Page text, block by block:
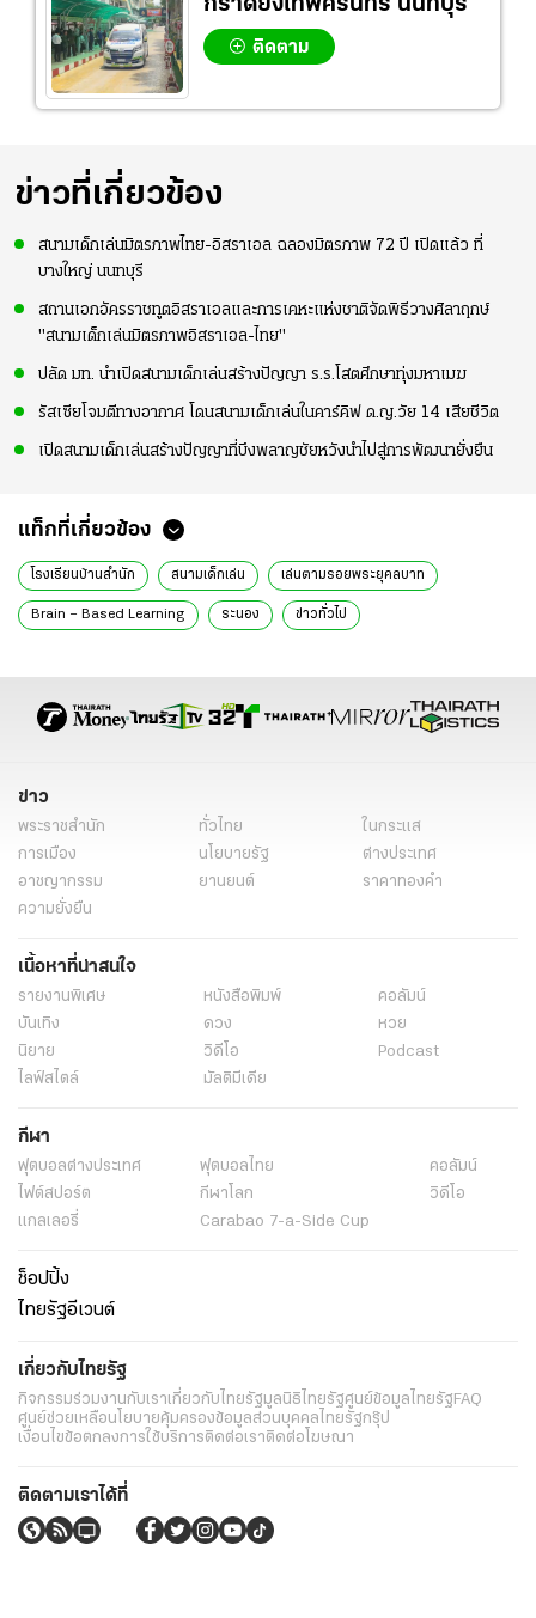
ติดตาม
ข่าวที่เกี่ยวข้อง
สนามเด็กเล่นมิตรภาพไทย-อิสราเอล ฉลองมิตรภาพ 72 ปี เปิดแล้ว ที่
บางใหญ่ นนทบุรี
สถานเอกอัครราชทูตอิสราเอลและการเคหะแห่งชาติจัดพิธีวางศิลาฤกษ์
"สนามเด็กเล่นมิตรภาพอิสราเอล-ไทย"
ปลัด มท. นำเปิดสนามเด็กเล่นสร้างปัญญา ร.ร.โสตศึกษาทุ่งมหาเมฆ
รัสเซียโจมตีทางอากาศ โดนสนามเด็กเล่นในคาร์คิฟ ด.ญ.วัย 14 เสียชีวิต
เปิดสนามเด็กเล่นสร้างปัญญาที่บึงพลาญชัยหวังนำไปสู่การพัฒนายั่งยืน
แท็กที่เกี่ยวข้อง
โรงเรียนบ้านสำนัก สนามเด็กเล่น เล่นตามรอยพระยุคลบาท
Brain – Based Learning ระนอง ข่าวทั่วไป
ข่าว
พระราชสำนัก ทั่วไทย
ในกระแส
การเมือง
นโยบายรัฐ
ต่างประเทศ
อาชญากรรม
ยานยนต์
ราคาทองคำ
ความยั่งยืน
เนื้อหาที่น่าสนใจ
รายงานพิเศษ หนังสือพิมพ์
คอลัมน์
บันเทิง
ดวง
หวย
นิยาย
วิดีโอ
Podcast
ไลฟ์สไตล์
มัลติมีเดีย
กีฬา
ฟุตบอลต่่างประเทศ ฟุตบอลไทย
คอลัมน์
ไฟต์สปอร์ต
กีฬาโลก
วิดีโอ
แกลเลอรี่
Carabao 7-a-Side Cup
ช็อปปิ้ง
ไทยรัฐอีเวนต์
เกี่ยวกับไทยรัฐ
กิจกรรมร่วมงานกับเราเกี่ยวกับไทยรัฐมูลนิธิไทยรัฐศูนย์ข้อมูลไทยรัฐFAQ
ศูนย์ช่วยเหลือนโยบายคุ้มครองข้อมูลส่วนบุคคลไทยรัฐกรุ๊ป
เงื่อนไขข้อตกลงการใช้บริการติดต่อเราติดต่อโฆษณา
ติดตามเราได้ที่